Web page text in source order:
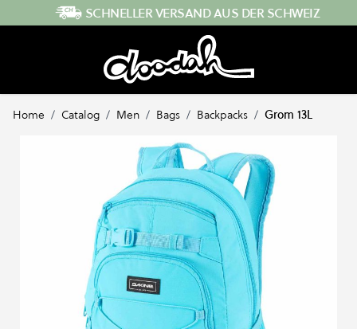
Direkt zum InhaltSCHNELLER VERSAND AUS DER SCHWEIZ
Home / Catalog / Men / Bags / Backpacks / Grom 13L